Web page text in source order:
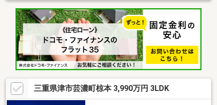
を招きたくなる、自慢の空間がここにあります。◎ ライフスタイ
ルで選ぶ、3つの個性・「平屋」「ウッドフェンス」「吹抜け」か
ら、ご家族の理想の暮らしに合う一棟を選べます。・高気密高断
熱、長期優良住宅認定。美しいだけでなく、一年中快適で安心な
住まいです。・ただ住むだけじゃない。「暮らしをデザインす
る」という喜びを、この家で。
三重県津市芸濃町椋本 3,990万円 3LDK